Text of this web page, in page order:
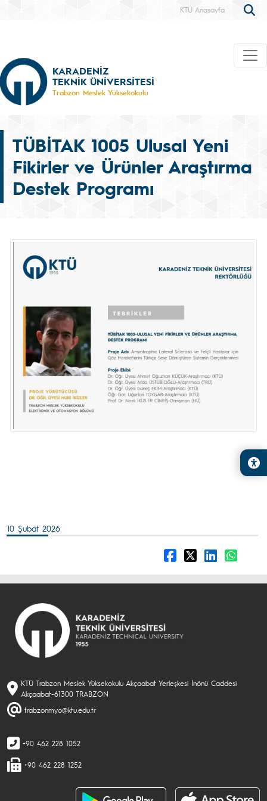
KTÜ Anasayfa
KARADENİZ
TEKNİK ÜNİVERSİTESİ
Trabzon Meslek Yüksekokulu
TÜBİTAK 1005 Ulusal Yeni
Fikirler ve Ürünler Araştırma
Destek Programı
10 Şubat 2026
KTÜ Trabzon Meslek Yüksekokulu Akçaabat Yerleşkesi İnönü Caddesi
Akçaabat-61300 TRABZON
trabzonmyo@ktu.edu.tr
+90 462 228 1052
+90 462 228 1252